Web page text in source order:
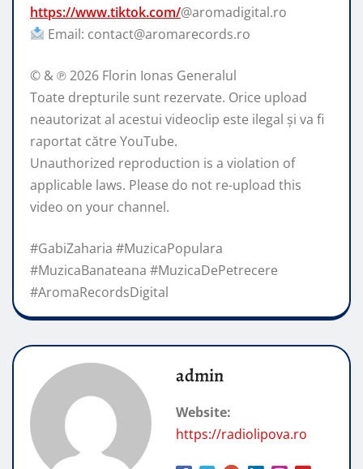
https://www.tiktok.com/@aromadigital.ro
Email: contact@aromarecords.ro
© & ℗ 2026 Florin Ionas Generalul
Toate drepturile sunt rezervate. Orice upload
neautorizat al acestui videoclip este ilegal și va fi
raportat către YouTube.
Unauthorized reproduction is a violation of
applicable laws. Please do not re-upload this
video on your channel.
#GabiZaharia #MuzicaPopulara
#MuzicaBanateana #MuzicaDePetrecere
#AromaRecordsDigital
admin
Website:
https://radiolipova.ro